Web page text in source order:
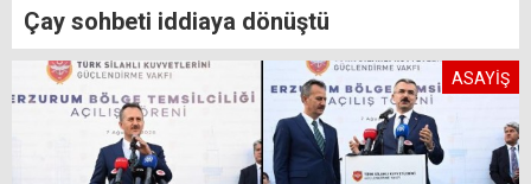
Çay sohbeti iddiaya dönüştü
ASAYİŞ